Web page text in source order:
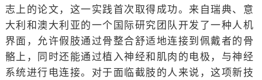
志上的论文，这一实践首次取得成功。来自瑞典、意
大利和澳大利亚的一个国际研究团队开发了一种人机
界面，允许假肢通过骨整合舒适地连接到佩戴者的骨
骼上，同时还能通过植入神经和肌肉的电极，与神经
系统进行电连接。对于面临截肢的人来说，这项新技